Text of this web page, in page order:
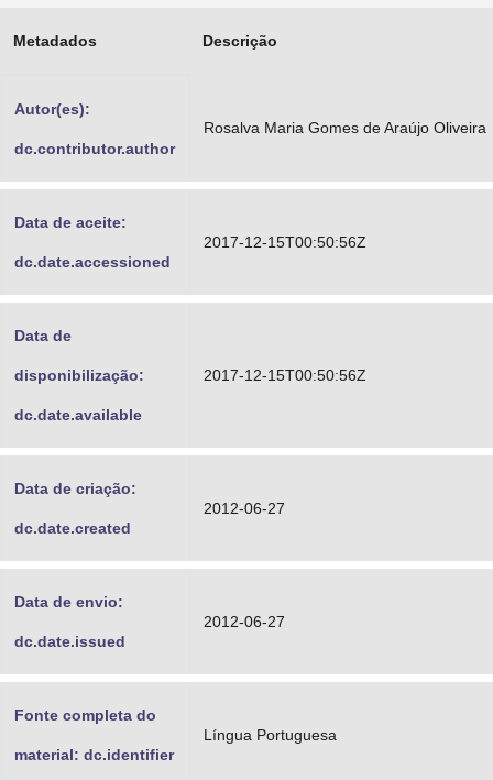
Planalto
Metadados Descrição
Autor(es):
dc.contributor.author
Rosalva Maria Gomes de Araújo Oliveira
Data de aceite:
dc.date.accessioned
2017-12-15T00:50:56Z
Data de
disponibilização:
dc.date.available
2017-12-15T00:50:56Z
Data de criação:
dc.date.created
2012-06-27
Data de envio:
dc.date.issued
2012-06-27
Fonte completa do
material: dc.identifier
Língua Portuguesa